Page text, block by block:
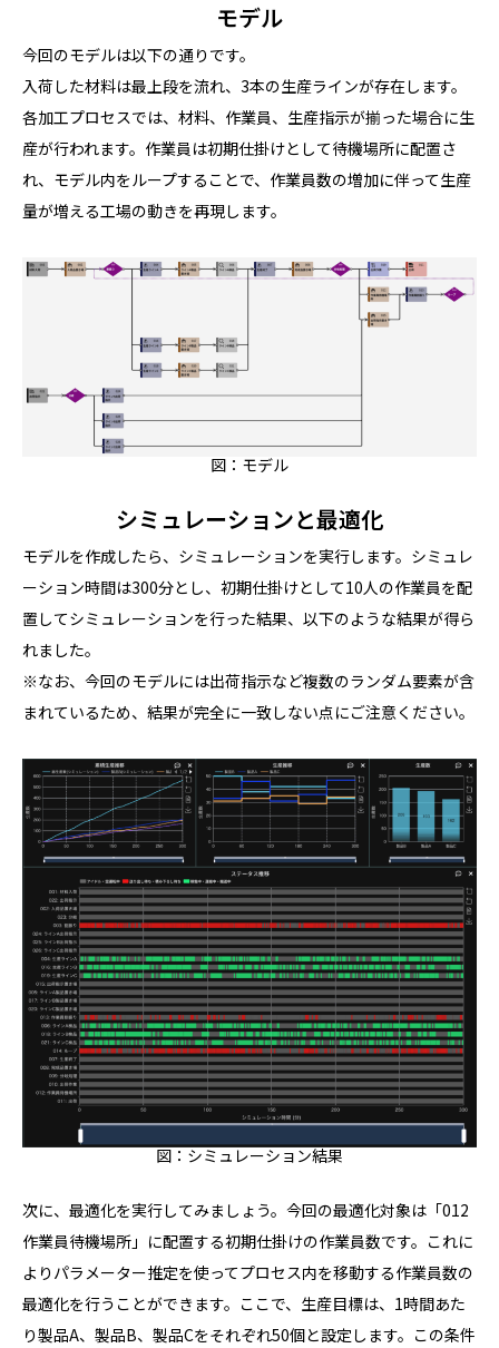
モデル
今回のモデルは以下の通りです。
入荷した材料は最上段を流れ、3本の生産ラインが存在します。
各加工プロセスでは、材料、作業員、生産指示が揃った場合に生
産が行われます。作業員は初期仕掛けとして待機場所に配置さ
れ、モデル内をループすることで、作業員数の増加に伴って生産
量が増える工場の動きを再現します。
図：モデル
シミュレーションと最適化
モデルを作成したら、シミュレーションを実行します。シミュレ
ーション時間は300分とし、初期仕掛けとして10人の作業員を配
置してシミュレーションを行った結果、以下のような結果が得ら
れました。
※なお、今回のモデルには出荷指示など複数のランダム要素が含
まれているため、結果が完全に一致しない点にご注意ください。
図：シミュレーション結果
次に、最適化を実行してみましょう。今回の最適化対象は「012
作業員待機場所」に配置する初期仕掛けの作業員数です。これに
よりパラメーター推定を使ってプロセス内を移動する作業員数の
最適化を行うことができます。ここで、生産目標は、1時間あた
り製品A、製品B、製品Cをそれぞれ50個と設定します。この条件